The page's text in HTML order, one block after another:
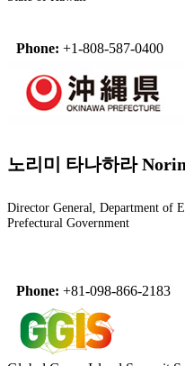
Phone: +1-808-587-0400
노리미 타나하라
Director General, Department of
Prefectural Government
Phone: +81-098-866-2183